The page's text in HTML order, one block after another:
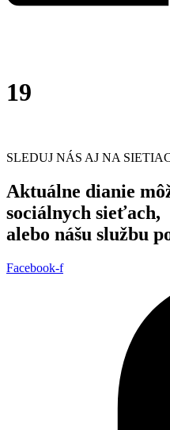
19
SLEDUJ NÁS AJ NA
Aktuálne dianie
sociálnych sieťach,
alebo nášu službu
Facebook-f